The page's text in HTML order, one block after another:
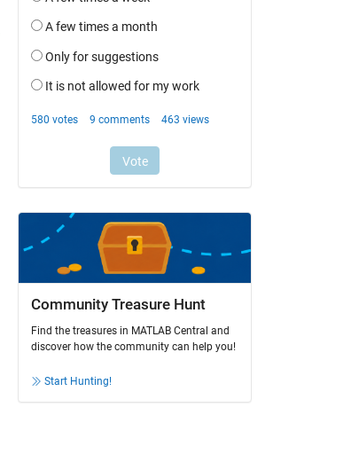
Community Treasure Hunt
Find the treasures in MATLAB Central and
discover how the community can help you!
Start Hunting!